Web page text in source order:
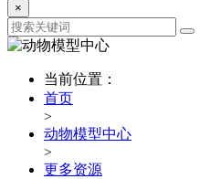
×
当前位置：
首页
>
动物模型中心
>
更多资源